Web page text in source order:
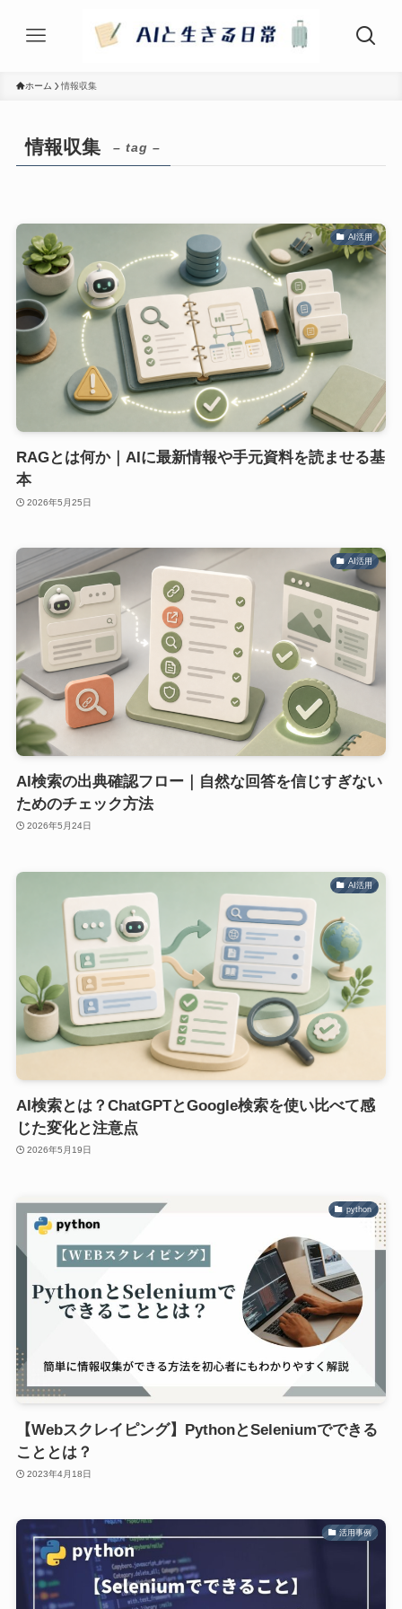
ホーム 情報収集
情報収集 – tag –
AI活用
RAGとは何か｜AIに最新情報や手元資料を読ませる基
本
2026年5月25日
AI活用
AI検索の出典確認フロー｜自然な回答を信じすぎない
ためのチェック方法
2026年5月24日
AI活用
AI検索とは？ChatGPTとGoogle検索を使い比べて感
じた変化と注意点
2026年5月19日
python
【Webスクレイピング】PythonとSeleniumでできる
こととは？
2023年4月18日
活用事例